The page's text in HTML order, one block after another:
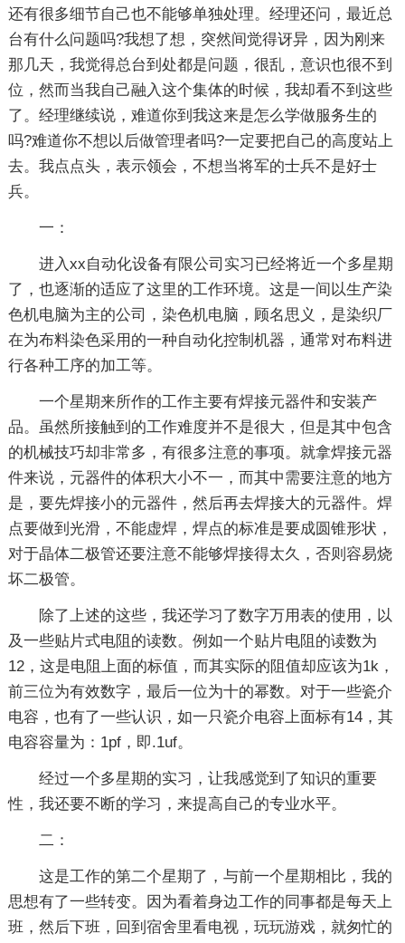
还有很多细节自己也不能够单独处理。经理还问，最近总
台有什么问题吗?我想了想，突然间觉得讶异，因为刚来
那几天，我觉得总台到处都是问题，很乱，意识也很不到
位，然而当我自己融入这个集体的时候，我却看不到这些
了。经理继续说，难道你到我这来是怎么学做服务生的
吗?难道你不想以后做管理者吗?一定要把自己的高度站上
去。我点点头，表示领会，不想当将军的士兵不是好士
兵。
一：
进入xx自动化设备有限公司实习已经将近一个多星期
了，也逐渐的适应了这里的工作环境。这是一间以生产染
色机电脑为主的公司，染色机电脑，顾名思义，是染织厂
在为布料染色采用的一种自动化控制机器，通常对布料进
行各种工序的加工等。
一个星期来所作的工作主要有焊接元器件和安装产
品。虽然所接触到的工作难度并不是很大，但是其中包含
的机械技巧却非常多，有很多注意的事项。就拿焊接元器
件来说，元器件的体积大小不一，而其中需要注意的地方
是，要先焊接小的元器件，然后再去焊接大的元器件。焊
点要做到光滑，不能虚焊，焊点的标准是要成圆锥形状，
对于晶体二极管还要注意不能够焊接得太久，否则容易烧
坏二极管。
除了上述的这些，我还学习了数字万用表的使用，以
及一些贴片式电阻的读数。例如一个贴片电阻的读数为
12，这是电阻上面的标值，而其实际的阻值却应该为1k，
前三位为有效数字，最后一位为十的幂数。对于一些瓷介
电容，也有了一些认识，如一只瓷介电容上面标有14，其
电容容量为：1pf，即.1uf。
经过一个多星期的实习，让我感觉到了知识的重要
性，我还要不断的学习，来提高自己的专业水平。
二：
这是工作的第二个星期了，与前一个星期相比，我的
思想有了一些转变。因为看着身边工作的同事都是每天上
班，然后下班，回到宿舍里看电视，玩玩游戏，就匆忙的